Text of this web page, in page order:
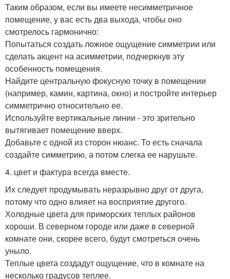
Таким образом, если вы имеете несимметричное
помещение, у вас есть два выхода, чтобы оно
смотрелось гармонично:
Попытаться создать ложное ощущение симметрии или
сделать акцент на асимметрии, подчеркнув эту
особенность помещения.
Найдите центральную фокусную точку в помещении
(например, камин, картина, окно) и постройте интерьер
симметрично относительно ее.
Используйте вертикальные линии - это зрительно
вытягивает помещение вверх.
Добавьте с одной из сторон нюанс. То есть сначала
создайте симметрию, а потом слегка ее нарушьте.
4. цвет и фактура всегда вместе.
Их следует продумывать неразрывно друг от друга,
потому что одно влияет на восприятие другого.
Холодные цвета для приморских теплых районов
хороши. В северном городе или даже в северной
комнате они, скорее всего, будут смотреться очень
уныло.
Теплые цвета создадут ощущение, что в комнате на
несколько градусов теплее.